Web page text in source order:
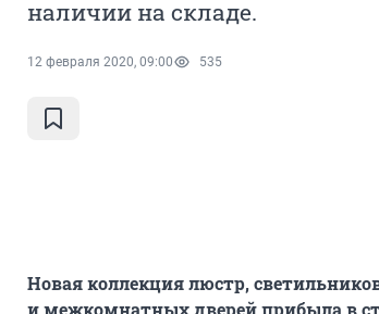
наличии на складе.
12 февраля 2020, 09:00 535
Новая коллекция люстр,
и межкомнатных дверей прибыла в